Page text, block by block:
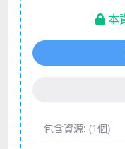
本
包含資源: (1個)